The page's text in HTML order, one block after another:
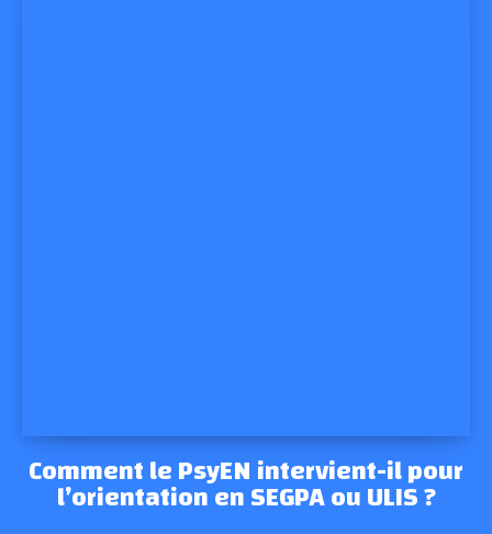
Comment le PsyEN intervient-il pour
l’orientation en SEGPA ou ULIS ?